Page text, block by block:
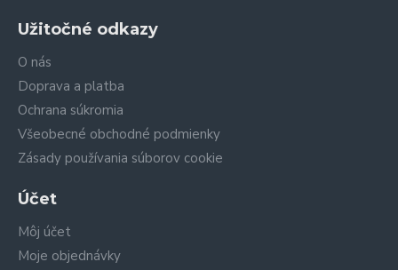
Užitočné odkazy
O nás
Doprava a platba
Ochrana súkromia
Všeobecné obchodné podmienky
Zásady používania súborov cookie
Účet
Môj účet
Moje objednávky